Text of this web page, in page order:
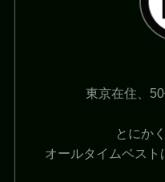
東京在住、50
とにか
オールタイムベス